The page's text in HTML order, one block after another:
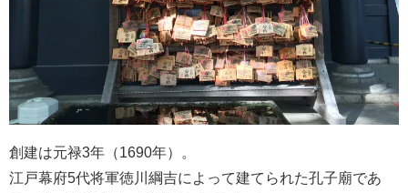
創建は元禄3年（1690年）。
江戸幕府5代将軍徳川綱吉によって建てられた孔子廟であ